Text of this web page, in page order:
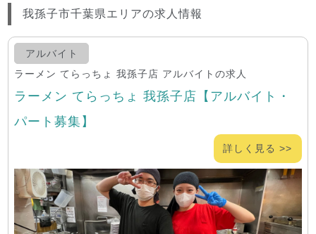
我孫子市千葉県エリアの求人情報
アルバイト
ラーメン てらっちょ 我孫子店 アルバイトの求人
ラーメン てらっちょ 我孫子店【アルバイト・
パート募集】
詳しく見る >>